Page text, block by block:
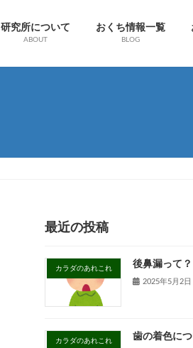
研究所について
ABOUT
おくち情報一覧
BLOG
最近の投稿
カラダのあれこれ 後鼻漏って？
2025年5月2日
カラダのあれこれ 歯の着色に